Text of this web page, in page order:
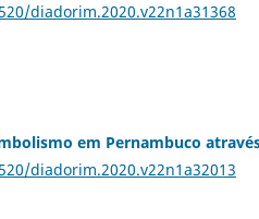
diadorim.2020.v22n1a31368
em Pernambuco
diadorim.2020.v22n1a32013